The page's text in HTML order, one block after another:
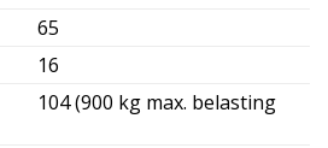
65
16
104 (900 kg max. belasting